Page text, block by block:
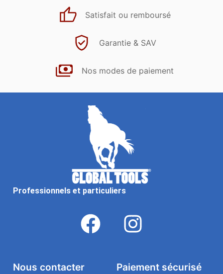
Satisfait ou remboursé
Garantie & SAV
Nos modes de paiement
Professionnels et particuliers
Paiement sécurisé
Nous contacter